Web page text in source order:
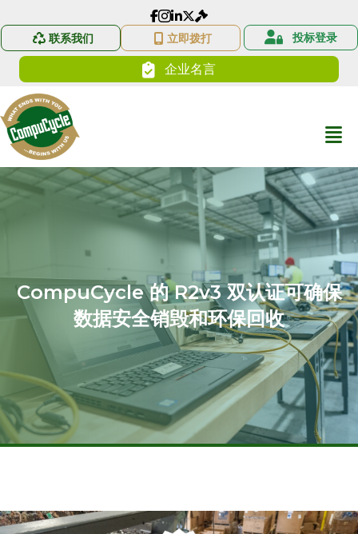
CompuCycle 的 Facebook 链接
CompuCycle 的 Instagram 链接
LinkedIn CompuCycle 简介
联系我们 立即拨打 投标登录
企业名言
CompuCycle 的 R2v3 双认证可确保
数据安全销毁和环保回收